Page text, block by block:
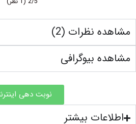
نظرات (2)
بیوگرافی
نوبت دهی اینترنتی
بیشتر